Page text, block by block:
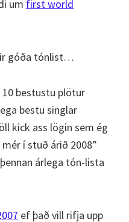
um first world
góða tónlist…
10 bestustu plötur
bestu singlar
kick ass lögin sem ég
í stuð árið 2008”
árlega tón-lista
ef það vill rifja upp